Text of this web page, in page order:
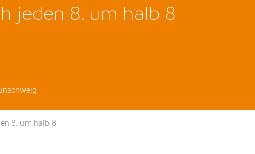
jeden 8. um halb 8
8. um halb 8